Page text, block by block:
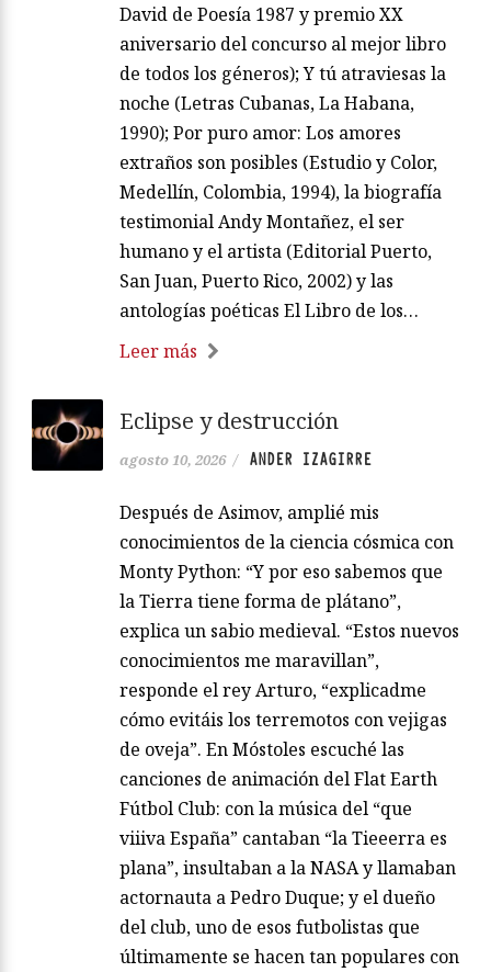
David de Poesía 1987 y premio XX
aniversario del concurso al mejor libro
de todos los géneros); Y tú atraviesas la
noche (Letras Cubanas, La Habana,
1990); Por puro amor: Los amores
extraños son posibles (Estudio y Color,
Medellín, Colombia, 1994), la biografía
testimonial Andy Montañez, el ser
humano y el artista (Editorial Puerto,
San Juan, Puerto Rico, 2002) y las
antologías poéticas El Libro de los…
Leer más
Eclipse y destrucción
agosto 10, 2026 / ANDER IZAGIRRE
Después de Asimov, amplié mis
conocimientos de la ciencia cósmica con
Monty Python: “Y por eso sabemos que
la Tierra tiene forma de plátano”,
explica un sabio medieval. “Estos nuevos
conocimientos me maravillan”,
responde el rey Arturo, “explicadme
cómo evitáis los terremotos con vejigas
de oveja”. En Móstoles escuché las
canciones de animación del Flat Earth
Fútbol Club: con la música del “que
viiiva España” cantaban “la Tieeerra es
plana”, insultaban a la NASA y llamaban
actornauta a Pedro Duque; y el dueño
del club, uno de esos futbolistas que
últimamente se hacen tan populares con